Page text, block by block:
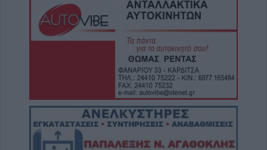
Χαλκίδα: Γυναίκα έπεσε από την Υψηλή
Γέφυρα και σώθηκε στα νερά του Ευβοϊκού
6 Αυγούστου 2026, 19:32
Καλαμπάκα: Πυροσβέστες απεγκλώβισαν
ηλικιωμένο μετά από πτώση στη Νέα Ζωή
Τροχαίο στην Αγιά: Μοτοσικλέτα
συγκρούστηκε με νταλίκα – Στο νοσοκομείο
ο οδηγός
6 Αυγούστου 2026, 19:15